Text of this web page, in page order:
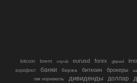
bitcoin brent cnyrub eurusd forex gbpusd
аэрофлот банки биржа биткоин брокеры
гмк норникель
дивиденды доллар